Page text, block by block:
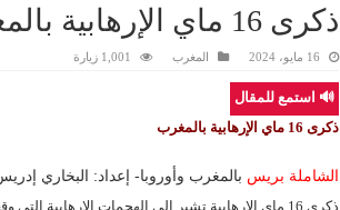
ذكرى 16 ماي الإرهابية بالمغرب
16 مايو، 2024 المغرب 1,001 زيارة
🔊 استمع للمقال
ذكرى 16 ماي الإرهابية بالمغرب
الشاملة بريس بالمغرب وأوروبا- إعداد: البخاري